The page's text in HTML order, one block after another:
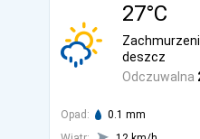
27°C
Odczuwalna
deszcz
Opad: 0.1 mm